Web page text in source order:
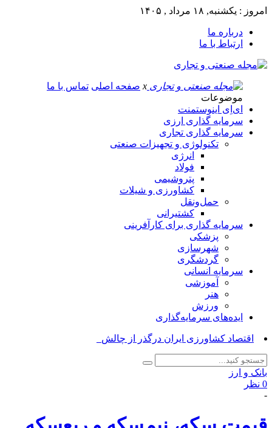
امروز : یکشنبه, ۱۸ مرداد , ۱۴۰۵
درباره ما
ارتباط با ما
x صفحه اصلی تماس با ما
موضوعات
ای‌اِی اینوستمنت
سرمایه گذاری ارزی
سرمایه گذاری تجاری
تکنولوژی و تجهیزات صنعتی
انرژی
فولاد
پتروشیمی
کشاورزی و شیلات
حمل‌و‌نقل
کشتیرانی
سرمایه گذاری برای کارآفرینی
پزشکی
شهرسازی
گردشگری
سرمایه انسانی
آموزشی
هنر
ورزش
ایده‌های سرمایه‌گذاری
اقتصاد کشاورزی ایران درگذر از چالشهای س_
بانک و ارز
0 نظر
-